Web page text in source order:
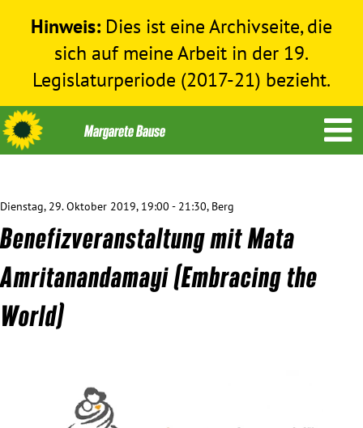
Hinweis: Dies ist eine Archivseite, die
sich auf meine Arbeit in der 19.
Legislaturperiode (2017-21) bezieht.
Themen
Menschenrechte
Humanitäre Hilfe
Obfrau im Ausschuss für Menschenrechte und
Dienstag, 29. Oktober 2019, 19:00 - 21:30, Berg
Benefizveranstaltung mit Mata
Amritanandamayi (Embracing the
World)